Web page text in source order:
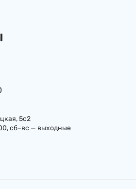
5с2
сб–вс — выходные